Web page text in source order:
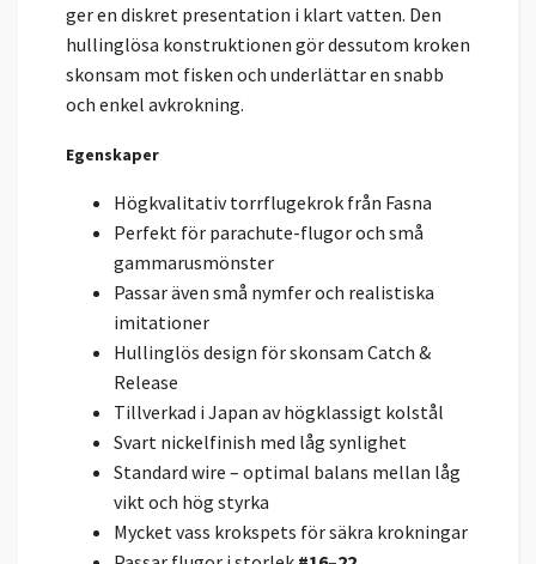
ger en diskret presentation i klart vatten. Den
hullinglösa konstruktionen gör dessutom kroken
skonsam mot fisken och underlättar en snabb
och enkel avkrokning.
Egenskaper
Högkvalitativ torrflugekrok från Fasna
Perfekt för parachute-flugor och små
gammarusmönster
Passar även små nymfer och realistiska
imitationer
Hullinglös design för skonsam Catch &
Release
Tillverkad i Japan av högklassigt kolstål
Svart nickelfinish med låg synlighet
Standard wire – optimal balans mellan låg
vikt och hög styrka
Mycket vass krokspets för säkra krokningar